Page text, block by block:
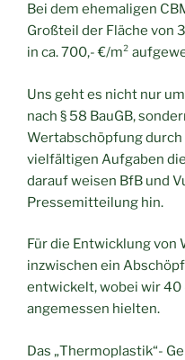
Bei dem ehemaligen
Großteil der Fläche von
in ca. 700,- €/m²
Uns geht es nicht nur
nach § 58 BauGB,
Wertabschöpfung
vielfältigen Aufgaben
darauf weisen BfB und
Pressemitteilung hin.
Für die Entwicklung von
inzwischen ein
entwickelt, wobei wir 40
angemessen hielten.
Das „Thermoplastik“-